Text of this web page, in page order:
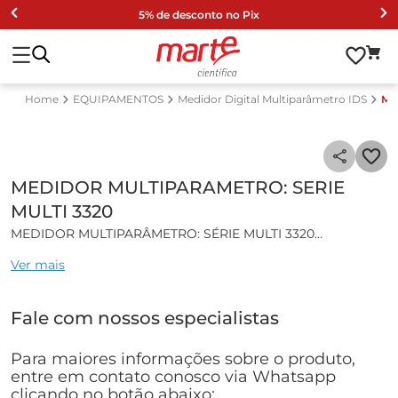
5% de desconto no Pix
EQUIPAMENTOS Medidor Digital Multiparâmetro IDS
MEDIDOR MULTIPARAMETRO: SERIE
MULTI 3320
MEDIDOR MULTIPARÂMETRO: SÉRIE MULTI 3320
Características gerais:
condutividade e oxigênio dissolvido (eletro química);
condutividade ou pH e oxigênio dissolvido;
Visor retroiluminado dois canais;
Para todos os eletrodos de pH, ISEs combinados,
Ver mais
Fale com nossos especialistas
Para maiores informações sobre o produto,
entre em contato conosco via Whatsapp